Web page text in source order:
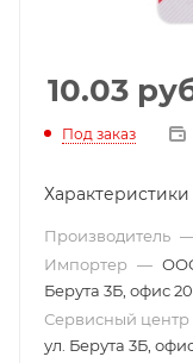
10.03
Под заказ
Характеристики
Производитель
Импортер —
Берута 3Б, офис
Сервисный центр
ул. Берута 3Б,